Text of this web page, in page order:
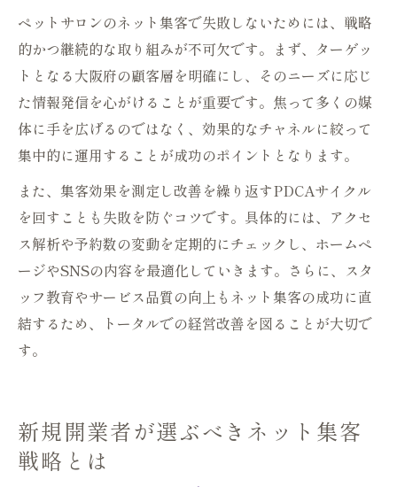
ペットサロンのネット集客で失敗しないためには、戦略
的かつ継続的な取り組みが不可欠です。まず、ターゲッ
トとなる大阪府の顧客層を明確にし、そのニーズに応じ
た情報発信を心がけることが重要です。焦って多くの媒
体に手を広げるのではなく、効果的なチャネルに絞って
集中的に運用することが成功のポイントとなります。
また、集客効果を測定し改善を繰り返すPDCAサイクル
を回すことも失敗を防ぐコツです。具体的には、アクセ
ス解析や予約数の変動を定期的にチェックし、ホームペ
ージやSNSの内容を最適化していきます。さらに、スタ
ッフ教育やサービス品質の向上もネット集客の成功に直
結するため、トータルでの経営改善を図ることが大切で
す。
新規開業者が選ぶべきネット集客
戦略とは